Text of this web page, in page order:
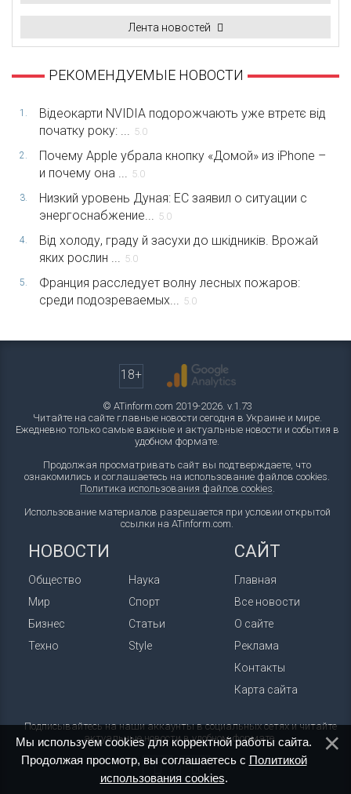
Лента новостей
РЕКОМЕНДУЕМЫЕ НОВОСТИ
1.
Відеокарти NVIDIA подорожчають уже втретє від
початку року: ...
5.0
2.
Почему Apple убрала кнопку «Домой» из iPhone –
и почему она ...
5.0
3.
Низкий уровень Дуная: ЕС заявил о ситуации с
энергоснабжение...
5.0
4.
Від холоду, граду й засухи до шкідників. Врожай
яких рослин ...
5.0
5.
Франция расследует волну лесных пожаров:
среди подозреваемых...
5.0
18+
© ATinform.com 2019-2026. v.1.73
Читайте на сайте главные новости сегодня в Украине и мире.
Ежедневно только самые важные и актуальные новости и события в
удобном формате.
Продолжая просматривать сайт вы подтверждаете, что
ознакомились и соглашаетесь на использование файлов cookies.
Политика использования файлов cookies
Использование материалов разрешается при условии открытой
ссылки на ATinform.com.
НОВОСТИ
Общество
Мир
Бизнес
Техно
Наука
Спорт
Статьи
Style
САЙТ
Главная
Все новости
О сайте
Реклама
Контакты
Карта сайта
Подписывайтесь на наши аккаунты в социальных сетях и читайте
актуальные новости в удобном формате.
Мы используем cookies для корректной работы сайта.
Продолжая просмотр, вы соглашаетесь с Политикой
использования cookies.